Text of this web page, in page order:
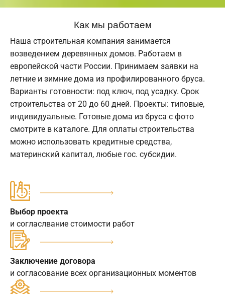
Как мы работаем
Наша строительная компания занимается
возведением деревянных домов. Работаем в
европейской части России. Принимаем заявки на
летние и зимние дома из профилированного бруса.
Варианты готовности: под ключ, под усадку. Срок
строительства от 20 до 60 дней. Проекты: типовые,
индивидуальные. Готовые дома из бруса с фото
смотрите в каталоге. Для оплаты строительства
можно использовать кредитные средства,
материнский капитал, любые гос. субсидии.
Выбор проекта
и согласлвание стоимости работ
Заключение договора
и согласование всех организационных моментов